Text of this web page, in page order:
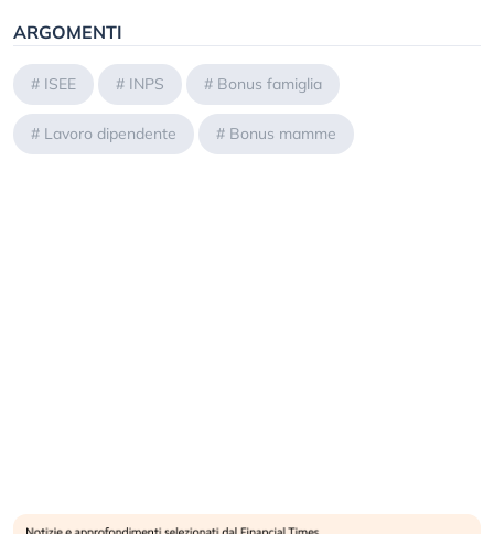
ARGOMENTI
# ISEE # INPS # Bonus famiglia
# Lavoro dipendente # Bonus mamme